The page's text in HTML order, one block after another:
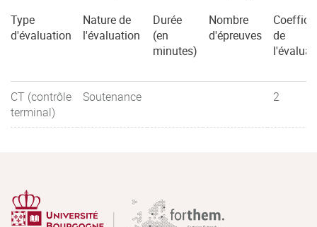
Type
d'évaluation
Nature de
l'évaluation
Durée
(en
minutes)
Nombre
d'épreuves
de
CT (contrôle
terminal)
Soutenance 2